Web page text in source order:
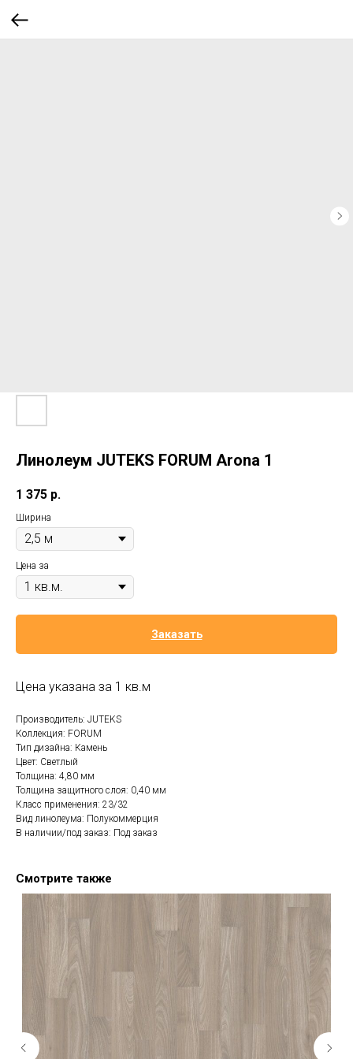
Линолеум JUTEKS FORUM Arona 1
1 375 р.
Ширина
Цена за
Заказать
Цена указана за 1 кв.м
Производитель: JUTEKS
Коллекция: FORUM
Тип дизайна: Камень
Цвет: Светлый
Толщина: 4,80 мм
Толщина защитного слоя: 0,40 мм
Класс применения: 23/32
Вид линолеума: Полукоммерция
В наличии/под заказ: Под заказ
Смотрите также